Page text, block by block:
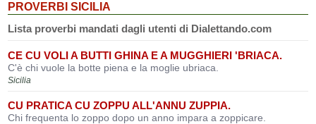
PROVERBI SICILIA
Lista proverbi mandati dagli utenti di Dialettando.com
CE CU VOLI A BUTTI GHINA E A MUGGHIERI 'BRIACA.
C'è chi vuole la botte piena e la moglie ubriaca.
Sicilia
CU PRATICA CU ZOPPU ALL'ANNU ZUPPIA.
Chi frequenta lo zoppo dopo un anno impara a zoppicare.